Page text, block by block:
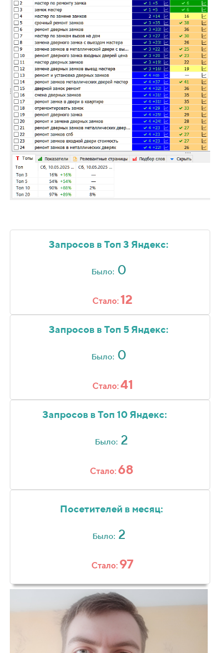
Запросов в Топ 3 Яндекс:
Было: 0
Стало: 12
Запросов в Топ 5 Яндекс:
Было: 0
Стало:41
Запросов в Топ 10 Яндекс:
Было: 2
Стало: 68
Посетителей в месяц:
Было: 2
Стало: 97